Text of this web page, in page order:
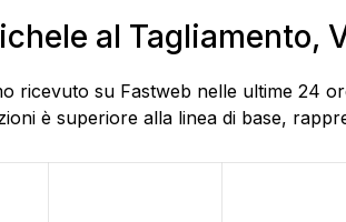
al Tagliamento,
ricevuto su Fastweb nelle ultime 24
è superiore alla linea di base,